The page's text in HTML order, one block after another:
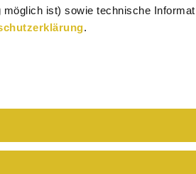
möglich ist) sowie technische
.